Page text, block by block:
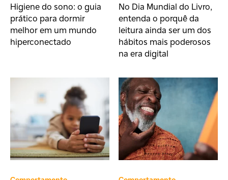
Higiene do sono: o guia
prático para dormir
melhor em um mundo
hiperconectado
No Dia Mundial do Livro,
entenda o porquê da
leitura ainda ser um dos
hábitos mais poderosos
na era digital